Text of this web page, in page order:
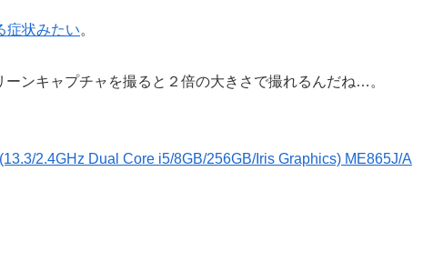
症状みたい。
ンキャプチャを撮ると２倍の大きさで撮れるんだね…。
2.4GHz Dual Core i5/8GB/256GB/Iris Graphics) ME865J/A